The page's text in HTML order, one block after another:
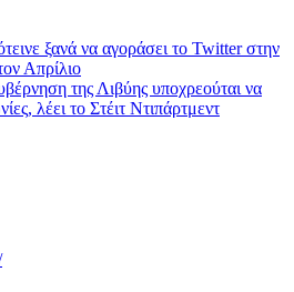
ξανά να αγοράσει το Twitter στην
Απρίλιο
της Λιβύης υποχρεούται να
λέει το Στέιτ Ντιπάρτμεντ